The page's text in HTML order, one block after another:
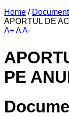
Home /
APORTUL DE
A+AA-
PE